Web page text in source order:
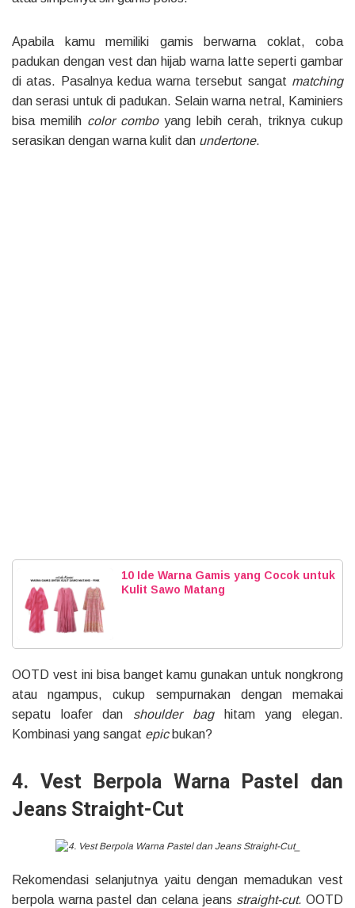
Apabila kamu memiliki gamis berwarna coklat, coba
padukan dengan vest dan hijab warna latte seperti gambar
di atas. Pasalnya kedua warna tersebut sangat matching
dan serasi untuk di padukan. Selain warna netral, Kaminiers
bisa memilih color comboyang lebih cerah, triknya cukup
serasikan dengan warna kulit dan undertone.
10 Ide Warna Gamis yang Cocok untuk
Kulit Sawo Matang
OOTD vest ini bisa banget kamu gunakan untuk nongkrong
atau ngampus, cukup sempurnakan dengan memakai
sepatu loafer dan shoulder baghitam yang elegan.
Kombinasi yang sangat epic bukan?
4. Vest Berpola Warna Pastel dan
Jeans Straight-Cut
Rekomendasi selanjutnya yaitu dengan memadukan vest
berpola warna pastel dan celana jeans straight-cut.OOTD